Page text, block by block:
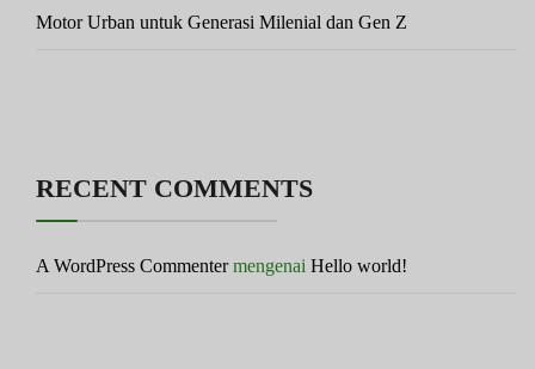
Motor Urban untuk Generasi Milenial dan Gen Z
RECENT COMMENTS
A WordPress Commentermengenai Hello world!